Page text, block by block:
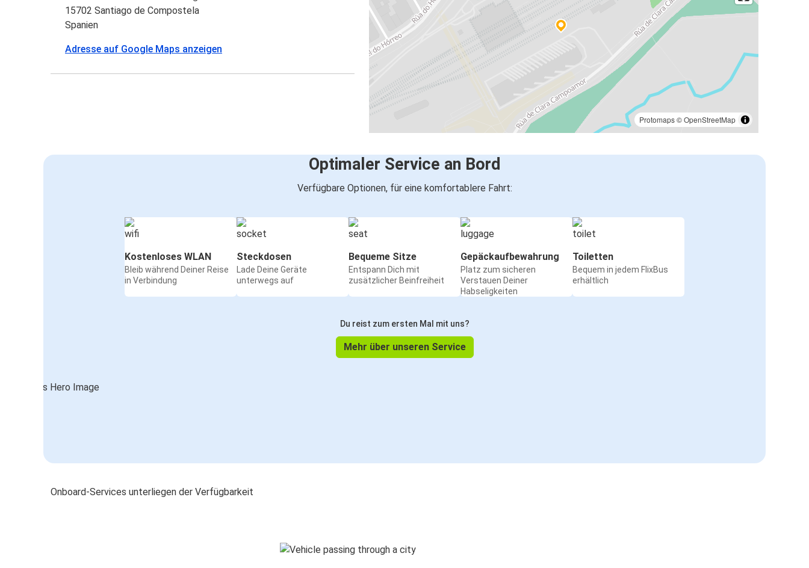
Protomaps©OpenStreetMap
15702 Santiago de Compostela
Spanien
Adresse auf Google Maps anzeigen
Optimaler Service an Bord
Verfügbare Optionen, für eine komfortablere Fahrt:
Kostenloses WLAN
Bleib während Deiner Reise
in Verbindung
Steckdosen
Lade Deine Geräte
unterwegs auf
Bequeme Sitze
Entspann Dich mit
zusätzlicher Beinfreiheit
Gepäckaufbewahrung
Platz zum sicheren
Verstauen Deiner
Habseligkeiten
Toiletten
Bequem in jedem FlixBus
erhältlich
Du reist zum ersten Mal mit uns?
Mehr über unseren Service
Onboard-Services unterliegen der Verfügbarkeit